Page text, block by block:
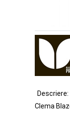
Descriere:
Clema